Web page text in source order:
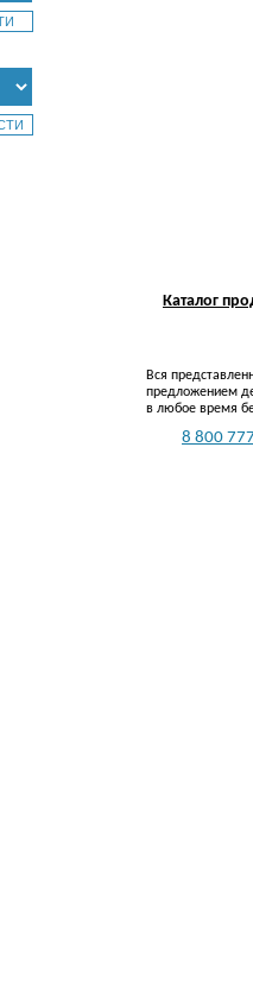
Каталог
Вся
предложением
в любое время
8 800